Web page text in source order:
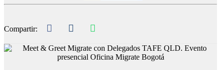
Compartir: